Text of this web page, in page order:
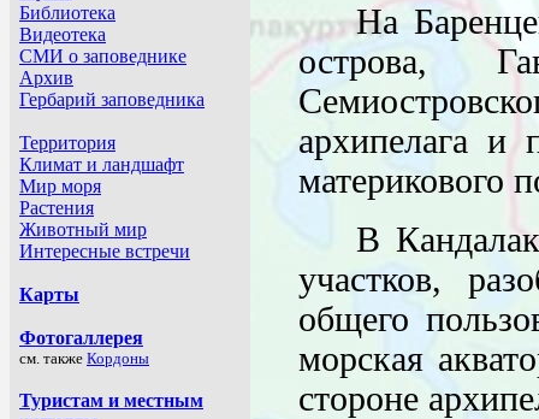
На
острова,
архипелага и
материкового
В
участков,
общего
морская
стороне